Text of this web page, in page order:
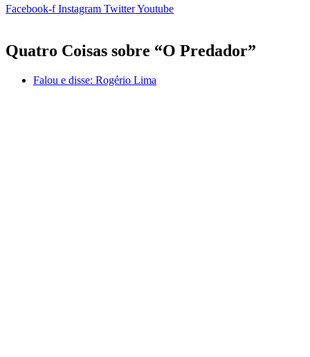
Facebook-f Instagram TwitterYoutube
Quatro Coisas sobre “O Predador”
Falou e disse: Rogério Lima